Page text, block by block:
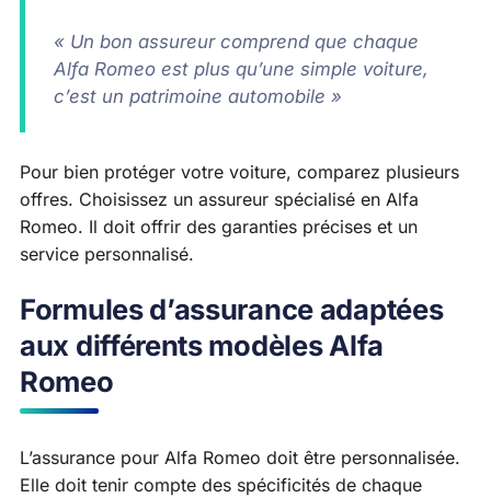
« Un bon assureur comprend que chaque
Alfa Romeo est plus qu’une simple voiture,
c’est un patrimoine automobile »
Pour bien protéger votre voiture, comparez plusieurs
offres. Choisissez un assureur spécialisé en Alfa
Romeo. Il doit offrir des garanties précises et un
service personnalisé.
Formules d’assurance adaptées
aux différents modèles Alfa
Romeo
L’assurance pour Alfa Romeo doit être personnalisée.
Elle doit tenir compte des spécificités de chaque